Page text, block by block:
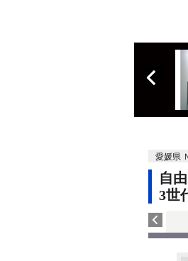
愛媛県
自
3世